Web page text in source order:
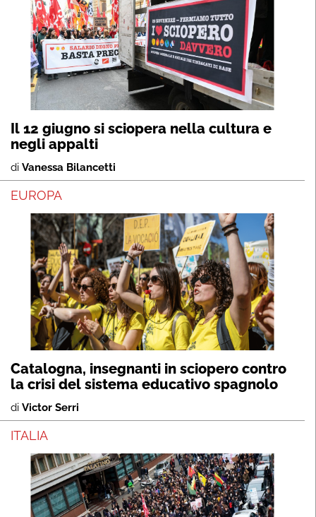
Il 12 giugno si sciopera nella cultura e
negli appalti
di Vanessa Bilancetti
EUROPA
Catalogna, insegnanti in sciopero contro
la crisi del sistema educativo spagnolo
di Victor Serri
ITALIA